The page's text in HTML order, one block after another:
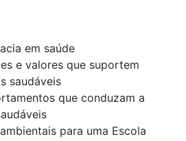
em saúde
e valores que suportem
saudáveis
que conduzam a
para uma Escola